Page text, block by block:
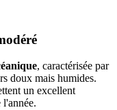
, caractérisée par
doux mais humides.
un excellent
l'année.